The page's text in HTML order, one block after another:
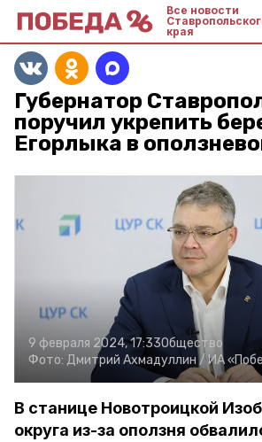
Все новости
края
Губернатор
поручил укрепить
Егорлыка в
9 февраля 2024, 17:33Общество
Фото: Дмитрий Ахмадуллин / ИА
В станице Новотроицкой
округа из-за оползня